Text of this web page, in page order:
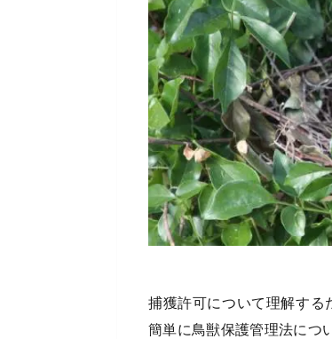
捕獲許可について理解する
簡単に鳥獣保護管理法につ